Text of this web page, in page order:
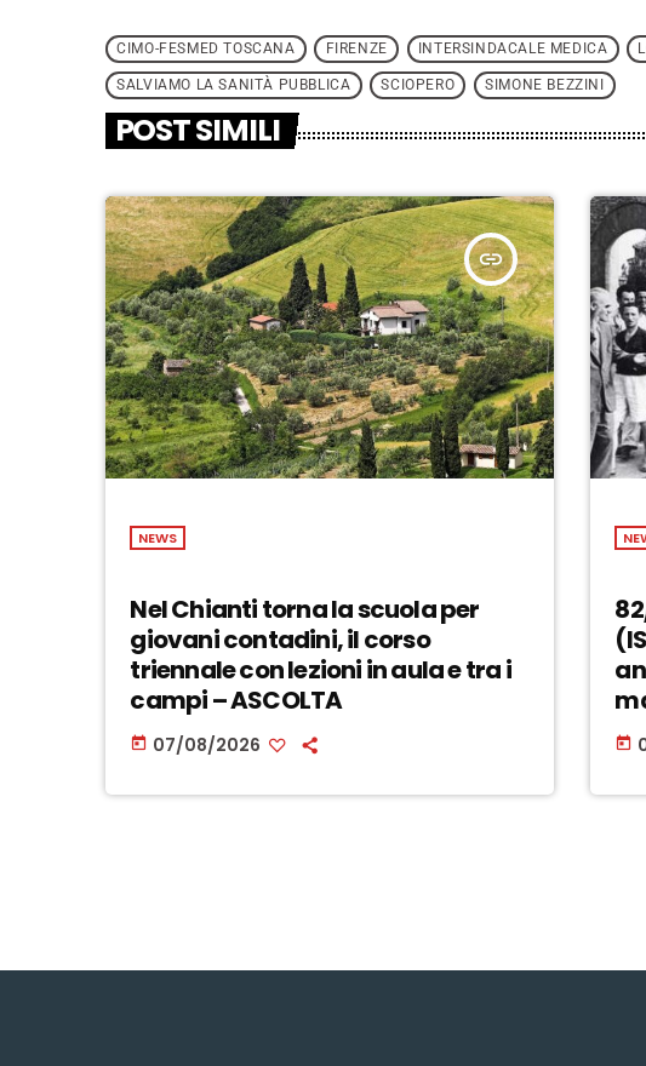
CIMO-FESMED TOSCANA FIRENZE INTERSINDACALE MEDICA
SALVIAMO LA SANITÀ PUBBLICA SCIOPERO SIMONE BEZZINI
POST SIMILI
insert_link
NEWS
Nel Chianti torna la scuola per
giovani contadini, il corso
triennale con lezioni in aula e tra i
campi – ASCOLTA
today 07/08/2026 today